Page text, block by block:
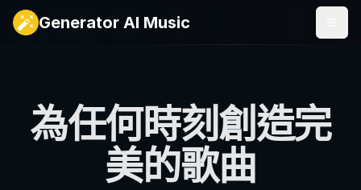
Generator AI Music
為任何時刻創造完美的歌曲
使用先進 AI 驅動的簡單文字提示，透過 Eleven Music 即時
使用 Eleven Music 為任何使用案例創作音樂，從電影配樂和
為任何時刻創造完
美的歌曲